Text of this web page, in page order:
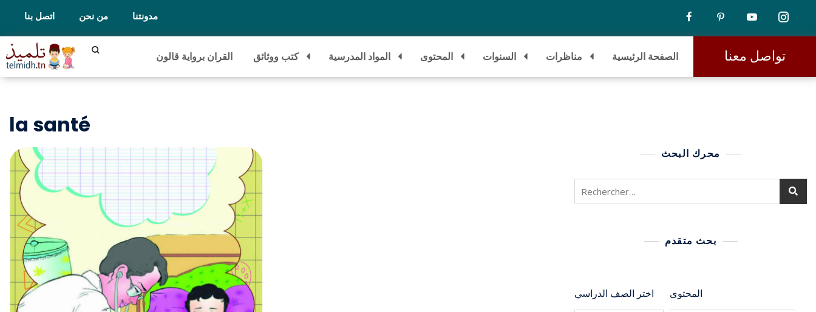
اتصل بنا من نحن مدونتنا
القران برواية قالون كتب ووثائق المواد المدرسية المحتوى السنوات مناظرات الصفحة الرئيسية تواصل معنا
la santé
محرك البحث
بحث متقدم
اختر الصف الدراسي المحتوى